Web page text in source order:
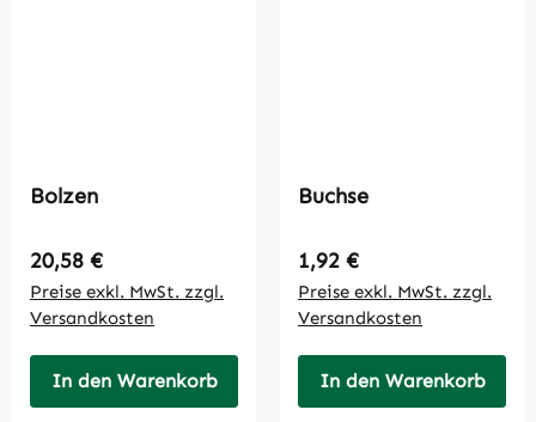
Bolzen
Regulärer Preis:
20,58 €
Preise exkl. MwSt. zzgl.
Versandkosten
In den Warenkorb
Buchse
Regulärer Preis:
1,92 €
Preise exkl. MwSt. zzgl.
Versandkosten
In den Warenkorb